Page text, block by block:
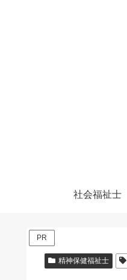
社会福祉士
PR
精神保健福祉士